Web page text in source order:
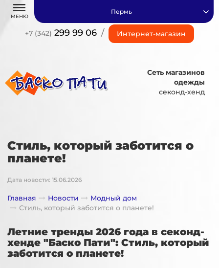
МЕНЮ
+7 (342) 299 99 06 / Интернет-магазин
Пермь
Сеть магазинов
одежды
секонд-хенд
Стиль, который заботится о
планете!
Дата новости: 15.06.2026
Главная Новости
Модный дом
Стиль, который заботится о планете!
Летние тренды 2026 года в секонд-
хенде "Баско Пати": Стиль, который
заботится о планете!